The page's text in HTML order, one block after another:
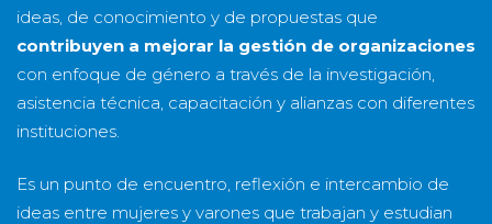
ideas, de conocimiento y de propuestas que
contribuyen a mejorar la gestión de organizaciones
con enfoque de género a través de la investigación,
asistencia técnica, capacitación y alianzas con diferentes
instituciones.
Es un punto de encuentro, reflexión e intercambio de
ideas entre mujeres y varones que trabajan y estudian